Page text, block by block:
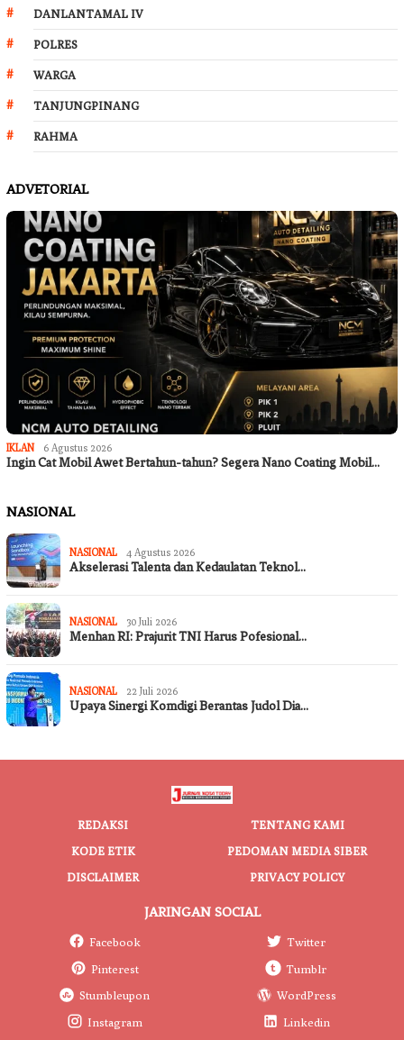
DANLANTAMAL IV
POLRES
WARGA
TANJUNGPINANG
RAHMA
ADVETORIAL
IKLAN 6 Agustus 2026
Ingin Cat Mobil Awet Bertahun-tahun? Segera Nano Coating Mobil…
NASIONAL
NASIONAL 4 Agustus 2026
Akselerasi Talenta dan Kedaulatan Teknol…
NASIONAL 30 Juli 2026
Menhan RI: Prajurit TNI Harus Pofesional…
NASIONAL 22 Juli 2026
Upaya Sinergi Komdigi Berantas Judol Dia…
REDAKSI
TENTANG KAMI
KODE ETIK
PEDOMAN MEDIA SIBER
DISCLAIMER
PRIVACY POLICY
JARINGAN SOCIAL
Facebook
Twitter
Pinterest
Tumblr
Stumbleupon
WordPress
Instagram
Linkedin